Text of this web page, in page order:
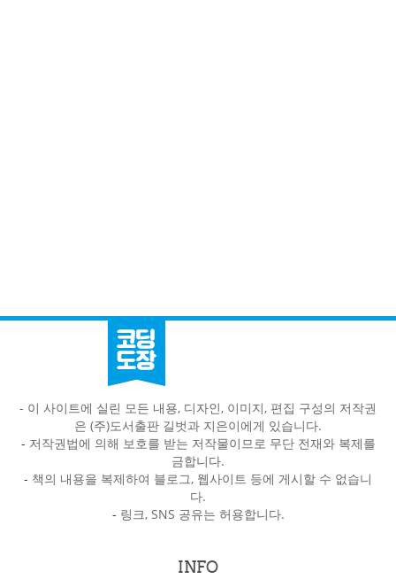
- 이 사이트에 실린 모든 내용, 디자인, 이미지, 편집 구성의 저작권
은 (주)도서출판 길벗과 지은이에게 있습니다.
- 저작권법에 의해 보호를 받는 저작물이므로 무단 전재와 복제를
금합니다.
- 책의 내용을 복제하여 블로그, 웹사이트 등에 게시할 수 없습니
다.
- 링크, SNS 공유는 허용합니다.
INFO